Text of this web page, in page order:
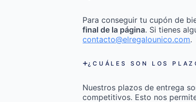
Para conseguir tu cupón de
final de la página. Si tienes
contacto@elregalounico.com.
¿CUÁLES SON LOS
Nuestros plazos de entrega
competitivos. Esto nos